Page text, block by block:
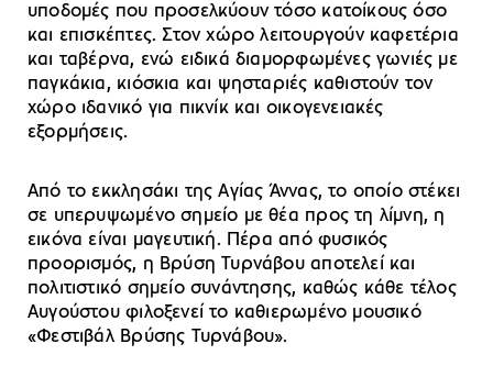
υποδομές που προσελκύουν τόσο κατοίκους όσο
και επισκέπτες. Στον χώρο λειτουργούν καφετέρια
και ταβέρνα, ενώ ειδικά διαμορφωμένες γωνιές με
παγκάκια, κιόσκια και ψησταριές καθιστούν τον
χώρο ιδανικό για πικνίκ και οικογενειακές
εξορμήσεις.
Από το εκκλησάκι της Αγίας Άννας, το οποίο στέκει
σε υπερυψωμένο σημείο με θέα προς τη λίμνη, η
εικόνα είναι μαγευτική. Πέρα από φυσικός
προορισμός, η Βρύση Τυρνάβου αποτελεί και
πολιτιστικό σημείο συνάντησης, καθώς κάθε τέλος
Αυγούστου φιλοξενεί το καθιερωμένο μουσικό
«Φεστιβάλ Βρύσης Τυρνάβου».